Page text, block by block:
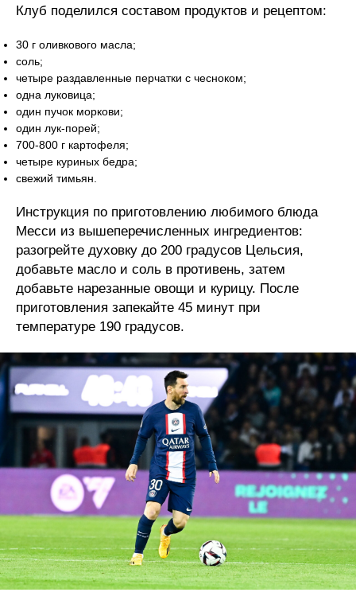
Клуб поделился составом продуктов и рецептом:
30 г оливкового масла;
соль;
четыре раздавленные перчатки с чесноком;
одна луковица;
один пучок моркови;
один лук-порей;
700-800 г картофеля;
четыре куриных бедра;
свежий тимьян.
Инструкция по приготовлению любимого блюда
Месси из вышеперечисленных ингредиентов:
разогрейте духовку до 200 градусов Цельсия,
добавьте масло и соль в противень, затем
добавьте нарезанные овощи и курицу. После
приготовления запекайте 45 минут при
температуре 190 градусов.